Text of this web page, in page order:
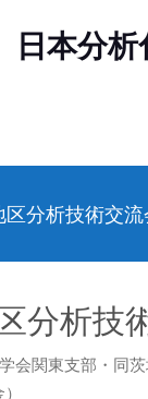
本分
区分析技術交流
分析技
会関東支部・同